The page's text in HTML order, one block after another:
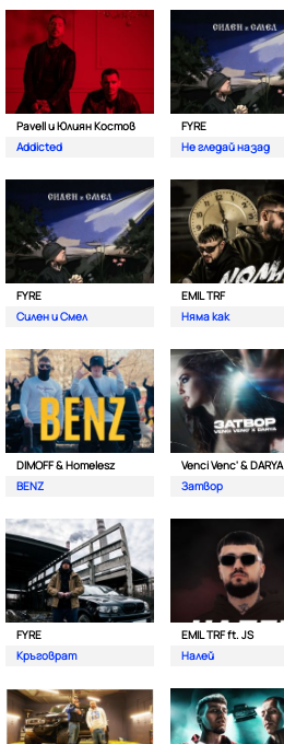
Pavell и Юлиян Костов
Addicted
FYRE
Не гледай назад
FYRE
Силен и Смел
EMIL TRF
Няма как
DIMOFF & Homelesz
BENZ
Venci Venc' & DARYA
Затвор
FYRE
Кръговрат
EMIL TRF ft. JS
Налей